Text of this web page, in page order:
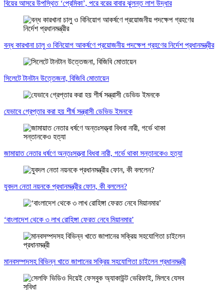
বিয়ের আসরে উপস্থিত ‘প্রেমিকা’, পরে বরের বাবার ঝুলন্ত লাশ উদ্ধার
বন্ধ কারখানা চালু ও বিনিয়োগ আকর্ষণে প্রয়োজনীয় পদক্ষেপ গ্রহণের নির্দেশ প্রধানমন্ত্রীর
সিলেটে টানটান উত্তেজনা, বিজিবি মোতায়েন
যেভাবে গ্রেপ্তার করা হয় শীর্ষ সন্ত্রাসী ডেভিড ইমনকে
জামায়াত নেতার ধর্ষণে অন্তঃসত্ত্বা বিধবা নারী, গর্ভে থাকা সন্তানকেও হত্যা
যুবদল নেতা নয়নকে প্রধানমন্ত্রীর ফোন, কী বললেন?
‘বাংলাদেশ থেকে ৩ লাখ রোহিঙ্গা ফেরত নেবে মিয়ানমার’
মানবসম্পদসহ বিভিন্ন খাতে জাপানের সক্রিয় সহযোগিতা চাইলেন প্রধানমন্ত্রী